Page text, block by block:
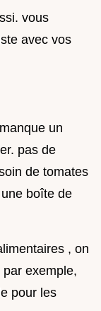
vous
avec vos
un
pas de
de tomates
boîte de
, on
exemple,
pour les